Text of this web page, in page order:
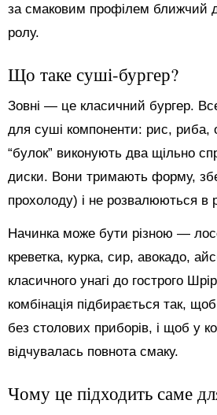
за смаковим профілем ближчий
ролу.
Що таке суші-бургер?
Зовні — це класичний бургер.
для суші компоненти: рис, риба,
“булок” виконують два щільно
диски. Вони тримають форму,
прохолоду) і не розвалюються в
Начинка може бути різною —
креветка, курка, сир, авокадо,
класичного унагі до гострого
комбінація підбирається так,
без столових приборів, і щоб у
відчувалась повнота смаку.
Чому це підходить саме